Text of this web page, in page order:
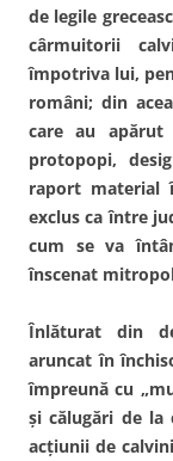
de legile
cârmuitorii
împotriva lui,
români; din
care au
protopopi,
raport material
exclus ca între
cum se va
înscenat
Înlăturat din
aruncat în
împreună cu
şi călugări de la
acţiunii de